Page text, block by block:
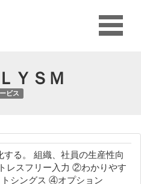
ＹＳＭ
ビス
る。 組織、社員の生産性向
レスフリー入力 ②わかりやす
シングス ④オプション